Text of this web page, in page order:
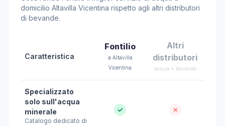
domicilio Altavilla Vicentina rispetto agli altri distributori
di bevande.
Caratteristica
Fontilio
a Altavilla
Vicentina
Altri
distributori
acqua + bevande
Specializzato
solo sull'acqua
minerale
Catalogo dedicato di
✓ ✗